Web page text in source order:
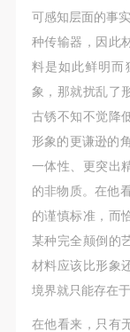
可感知层面的事
种传输器，因此
料是如此鲜明而
象，那就扰乱了
古锈不知不觉降
形象的更谦逊的
一体性、更突出
的非物质。在他
的谨慎标准，而
某种完全颠倒的
材料应该比形象
境界就只能存在于
在他看来，只有